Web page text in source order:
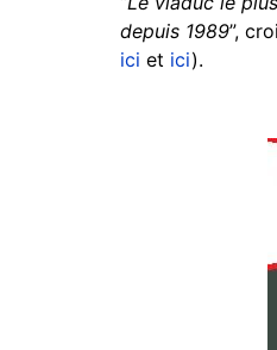
depuis 1989”,
ici et ici).